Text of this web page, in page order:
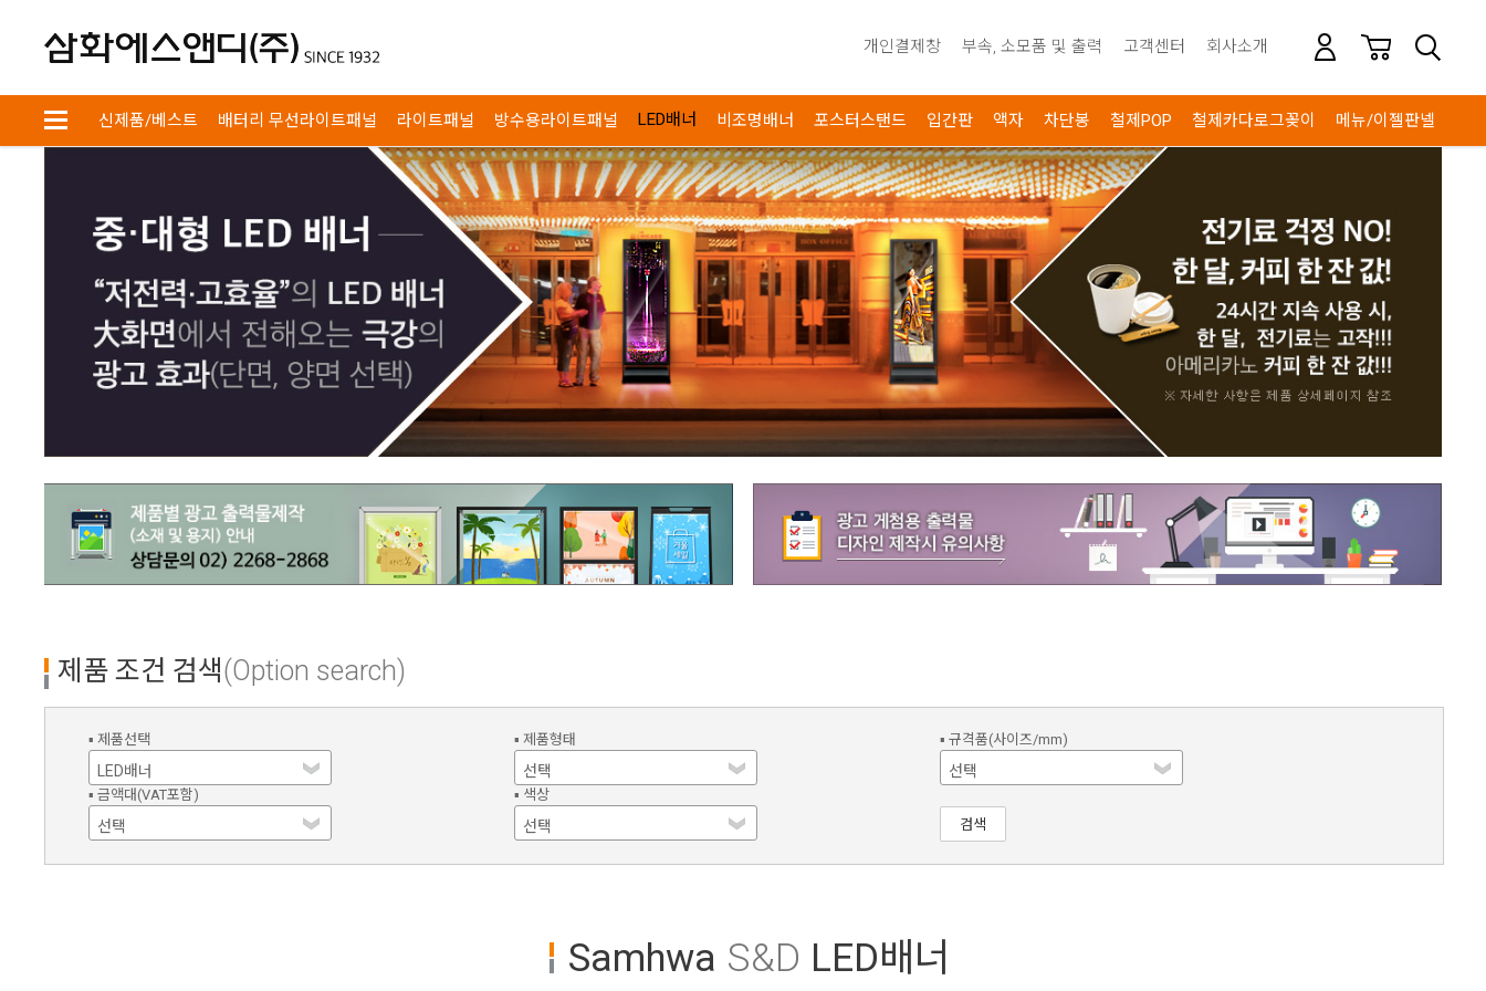
개인결제창 부속, 소모품 및 출력 고객센터 회사소개
회원 장바구니검색
신제품/베스트 배터리 무선라이트패널 라이트패널 방수용라이트패널 LED배너 비조명배너 포스터스탠드 입간판 액자 차단봉 철제POP 철제카다로그꽂이 메뉴/이젤판넬
제품 조건 검색(Option search)
▪ 제품선택 ▪ 제품형태 ▪ 규격품(사이즈/mm)
▪ 금액대(VAT포함)
▪ 색상
검색
Samhwa S&D LED배너